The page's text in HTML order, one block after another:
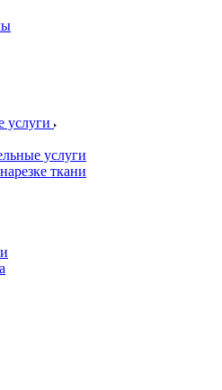
услуги
услуги
ткани